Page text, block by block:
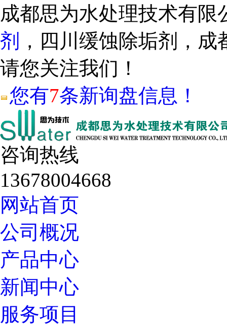
成都思为水处理技术有限
剂
，四川缓蚀除垢剂，
请您关注我们！
您有7条新询盘信息！
咨询热线
13678004668
网站首页
公司概况
产品中心
新闻中心
服务项目